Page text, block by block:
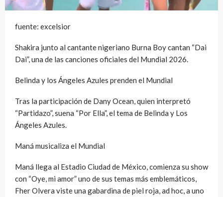
fuente: excelsior
Shakira junto al cantante nigeriano Burna Boy cantan “Dai
Dai”, una de las canciones oficiales del Mundial 2026.
Belinda y los Ángeles Azules prenden el Mundial
Tras la participación de Dany Ocean, quien interpretó
“Partidazo”, suena “Por Ella”, el tema de Belinda y Los
Ángeles Azules.
Maná musicaliza el Mundial
Maná llega al Estadio Ciudad de México, comienza su show
con “Oye, mi amor” uno de sus temas más emblemáticos,
Fher Olvera viste una gabardina de piel roja, ad hoc, a uno